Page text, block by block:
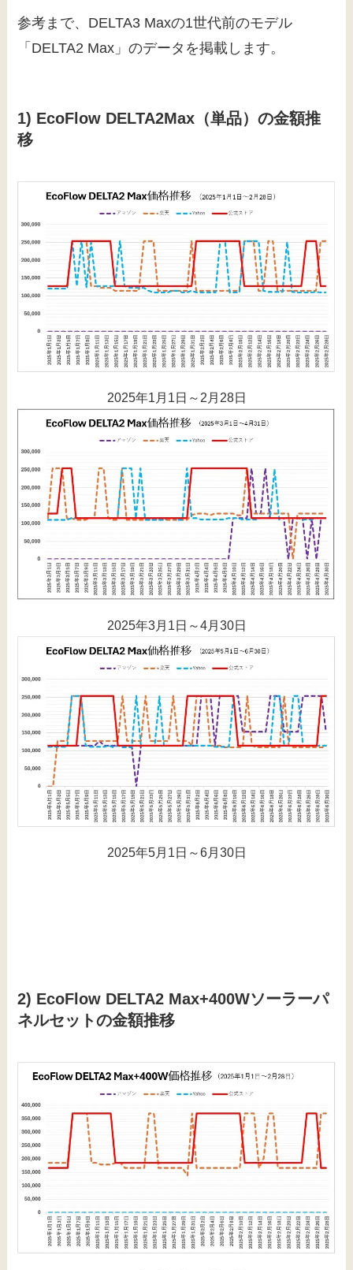
参考まで、DELTA3 Maxの1世代前のモデル
「DELTA2 Max」のデータを掲載します。
1) EcoFlow DELTA2Max（単品）の金額推
移
2025年1月1日～2月28日
2025年3月1日～4月30日
2025年5月1日～6月30日
2) EcoFlow DELTA2 Max+400Wソーラーパ
ネルセットの金額推移